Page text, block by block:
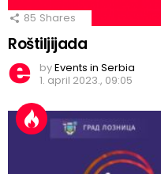
85 Shares
Roštiljijada
byEvents in Serbia
1. april 2023., 09:05